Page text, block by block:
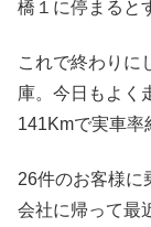
橋１に停まると
これで終わりに
庫。今日もよく
141Kmで実車率
26件のお客様に
会社に帰って最